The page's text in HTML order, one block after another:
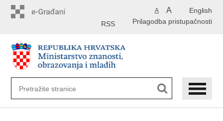
English
A A
Prilagodba pristupačnosti
RSS